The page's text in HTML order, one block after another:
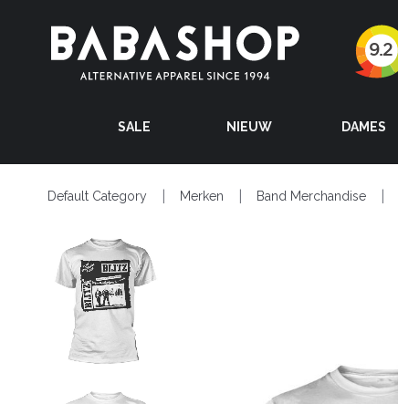
SALE NIEUW DAMES
Default Category Merken Band Merchandise